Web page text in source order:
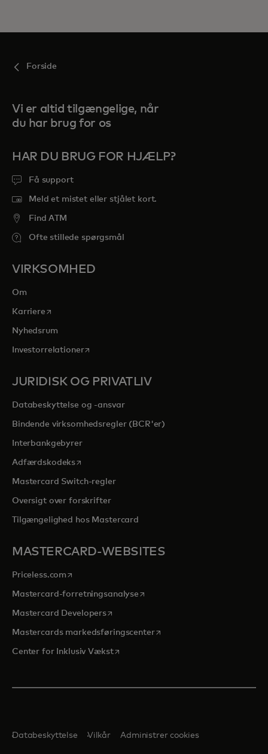
Forside
Vi er altid tilgængelige, når
du har brug for os
HAR DU BRUG FOR HJÆLP?
Få support
Meld et mistet eller stjålet kort.
Find ATM
Ofte stillede spørgsmål
VIRKSOMHED
Om
Karriereopens in a new tab
Nyhedsrum
Investorrelationeropens in a new tab
JURIDISK OG PRIVATLIV
Databeskyttelse og -ansvar
Bindende virksomhedsregler (BCR'er)
Interbankgebyrer
Adfærdskodeksopens in a new tab
Mastercard Switch-regler
Oversigt over forskrifter
Tilgængelighed hos Mastercard
MASTERCARD-WEBSITES
Priceless.com opens in a new tab
Mastercard-forretningsanalyseopens in a new tab
Mastercard Developersopens in a new tab
Mastercards markedsføringscenteropens in a new tab
Center for Inklusiv Vækstopens in a new tab
Databeskyttelse Vilkår Administrer cookies